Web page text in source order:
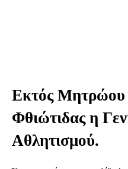
Εκτός Μητρώου
Φθιώτιδας η
Αθλητισμού.